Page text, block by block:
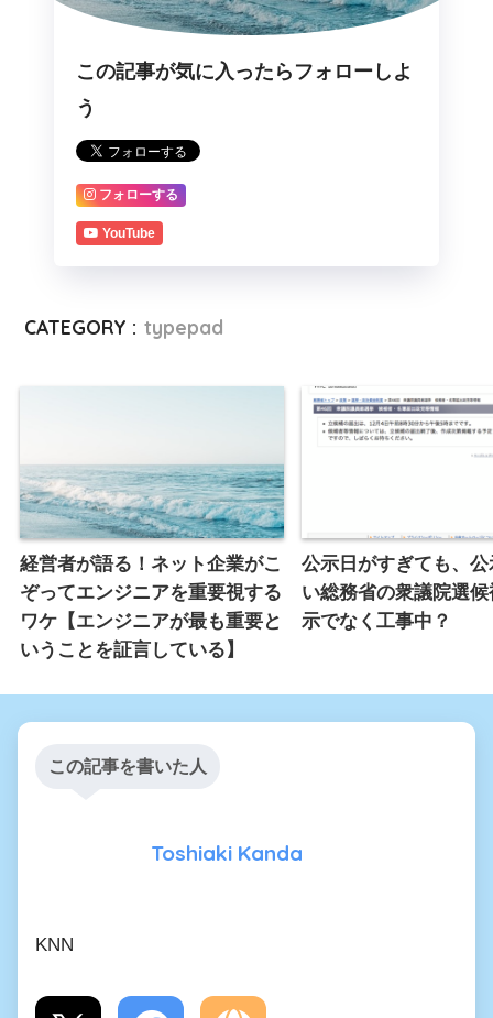
この記事が気に入ったらフォローしよ
う
フォローする
YouTube
CATEGORY : typepad
経営者が語る！ネット企業がこ
ぞってエンジニアを重要視する
ワケ【エンジニアが最も重要と
いうことを証言している】
公示日がすぎても、
い総務省の衆議院選
示でなく工事中？
この記事を書いた人
Toshiaki Kanda
KNN